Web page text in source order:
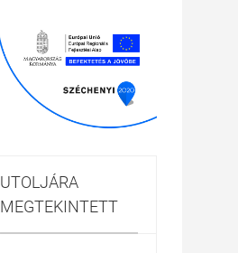
UTOLJÁRA
MEGTEKINTETT